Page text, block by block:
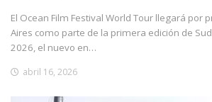
El Ocean Film Festival World Tour llegará por
Aires como parte de la primera edición de
2026, el nuevo en…
abril 16, 2026